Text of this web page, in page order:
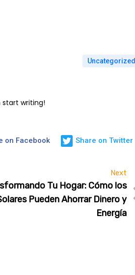
Uncategorized
start writing!
on Facebook Share on Twitter
Next
Tu Hogar: Cómo los
Pueden Ahorrar Dinero y
Energía